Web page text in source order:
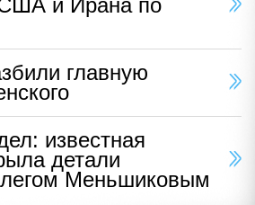
главную
известная
детали
Меньшиковым